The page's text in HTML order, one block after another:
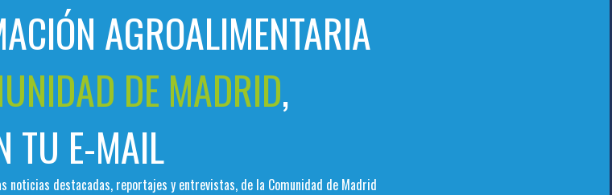
AGROALIMENTARIA
DE MADRID,
TU E-MAIL
noticias destacadas, reportajes y entrevistas, de la Comunidad de Madrid